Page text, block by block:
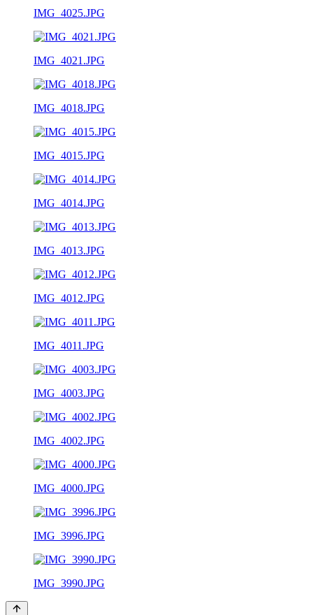
IMG_4025.JPG
IMG_4021.JPG
IMG_4018.JPG
IMG_4015.JPG
IMG_4014.JPG
IMG_4013.JPG
IMG_4012.JPG
IMG_4011.JPG
IMG_4003.JPG
IMG_4002.JPG
IMG_4000.JPG
IMG_3996.JPG
IMG_3990.JPG